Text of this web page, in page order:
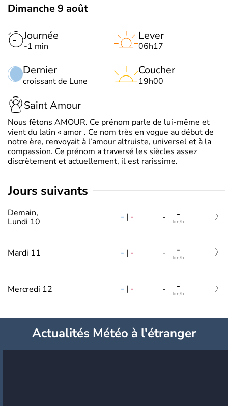
Dimanche 9 août
Journée
-1 min
Dernier
croissant de Lune
Lever
06h17
Coucher
19h00
Saint Amour
Nous fêtons AMOUR. Ce prénom parle de lui-même et
vient du latin « amor . Ce nom très en vogue au début de
notre ère, renvoyait à l’amour altruiste, universel et à la
compassion. Ce prénom a traversé les siècles assez
discrètement et actuellement, il est rarissime.
jours suivants
Demain,
Lundi 10
- | - - -
km/h
Mardi 11 - | - - -
km/h
Mercredi 12 - | - - -
km/h
Actualités Météo à l'étranger